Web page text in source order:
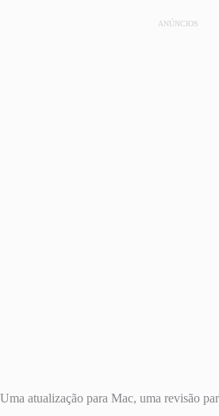
ANÚNCIOS
Uma atualização para Mac, uma revisão